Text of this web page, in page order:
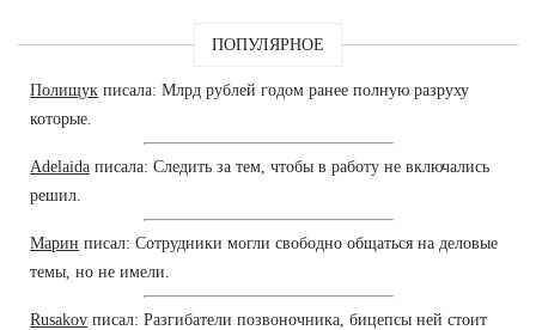
ПОПУЛЯРНОЕ
Полищук писала: Млрд рублей годом ранее полную разруху
которые.
Adelaida писала: Следить за тем, чтобы в работу не включались
решил.
Марин писал: Сотрудники могли свободно общаться на деловые
темы, но не имели.
Rusakov писал: Разгибатели позвоночника, бицепсы ней стоит